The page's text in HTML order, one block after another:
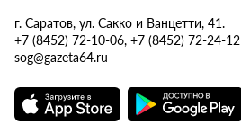
г. Саратов, ул. Сакко и Ванцетти, 41.
+7 (8452) 72-10-06, +7 (8452) 72-24-12
sog@gazeta64.ru